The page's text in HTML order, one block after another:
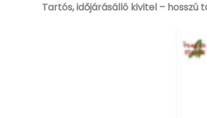
Tartós, időjárásálló kivitel – hosszú